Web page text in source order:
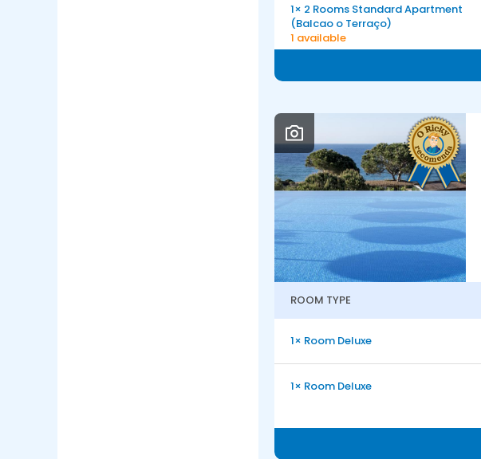
1× 2 Rooms Standard Apartment
(Balcao o Terraço)
1 available
ROOM TYPE
1× Room Deluxe
1× Room Deluxe